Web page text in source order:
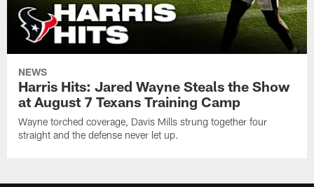
NEWS
Harris Hits: Jared Wayne Steals the Show
at August 7 Texans Training Camp
Wayne torched coverage, Davis Mills strung together four
straight and the defense never let up.